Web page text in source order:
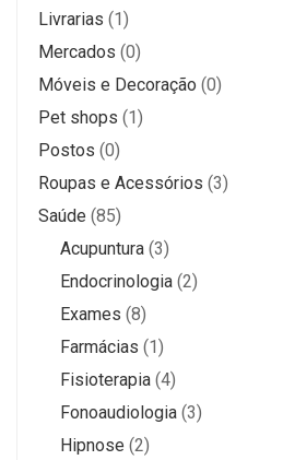
Livrarias (1)
Mercados (0)
Móveis e Decoração (0)
Pet shops (1)
Postos (0)
Roupas e Acessórios (3)
Saúde (85)
Acupuntura (3)
Endocrinologia (2)
Exames (8)
Farmácias (1)
Fisioterapia (4)
Fonoaudiologia (3)
Hipnose (2)